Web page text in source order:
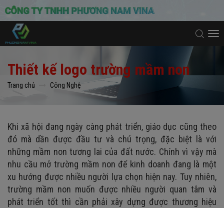
Thiết kế logo trường mầm non
Trang chủ Công Nghệ
Khi xã hội đang ngày càng phát triển, giáo dục cũng theo
đó mà dần được đầu tư và chú trọng, đặc biệt là với
những mầm non tương lai của đất nước. Chính vì vậy mà
nhu cầu mở trường mầm non để kinh doanh đang là một
xu hướng được nhiều người lựa chọn hiện nay. Tuy nhiên,
trường mầm non muốn được nhiều người quan tâm và
phát triển tốt thì cần phải xây dựng được thương hiệu